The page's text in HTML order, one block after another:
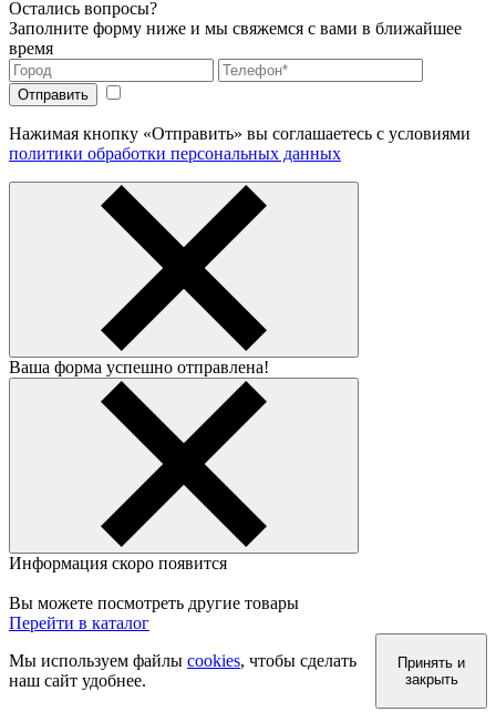
Остались вопросы?
Заполните форму ниже и мы свяжемся с вами в ближайшее
время
Нажимая кнопку «Отправить» вы соглашаетесь с условиями
политики обработки персональных данных
Ваша форма успешно отправлена!
Информация скоро появится
Вы можете посмотреть другие товары
Перейти в каталог
Мы используем файлы cookies, чтобы сделать
наш сайт удобнее.
Принять и
закрыть